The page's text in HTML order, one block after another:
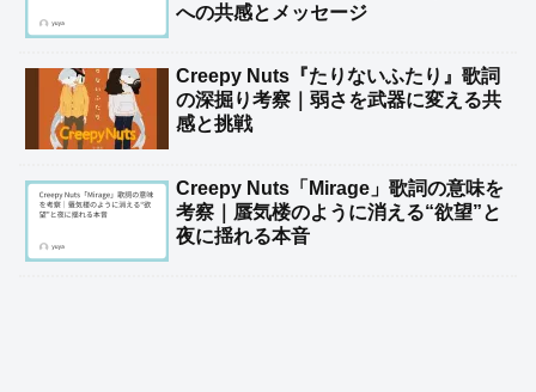
への共感とメッセージ
Creepy Nuts『たりないふたり』歌詞
の深掘り考察｜弱さを武器に変える共
感と挑戦
Creepy Nuts「Mirage」歌詞の意味を
考察｜蜃気楼のように消える“欲望”と
夜に揺れる本音